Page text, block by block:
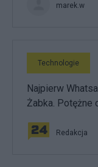
marek.w
Technologie
Najpierw
Żabka. Potężne
Redakcja